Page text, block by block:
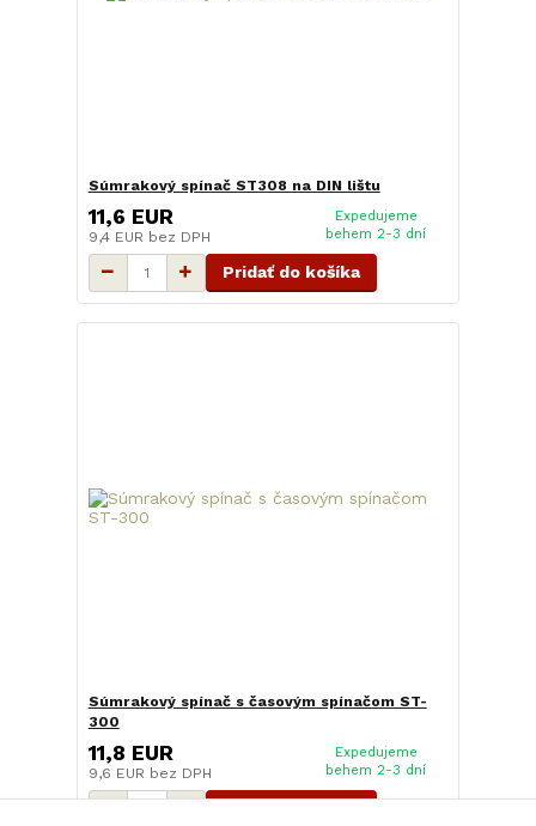
Súmrakový spínač ST308 na DIN lištu
11,6 EUR
9,4 EUR bez DPH
Expedujeme
behem 2-3 dní
Pridať do košíka
Súmrakový spínač s časovým spínačom ST-
300
11,8 EUR
9,6 EUR bez DPH
Expedujeme
behem 2-3 dní